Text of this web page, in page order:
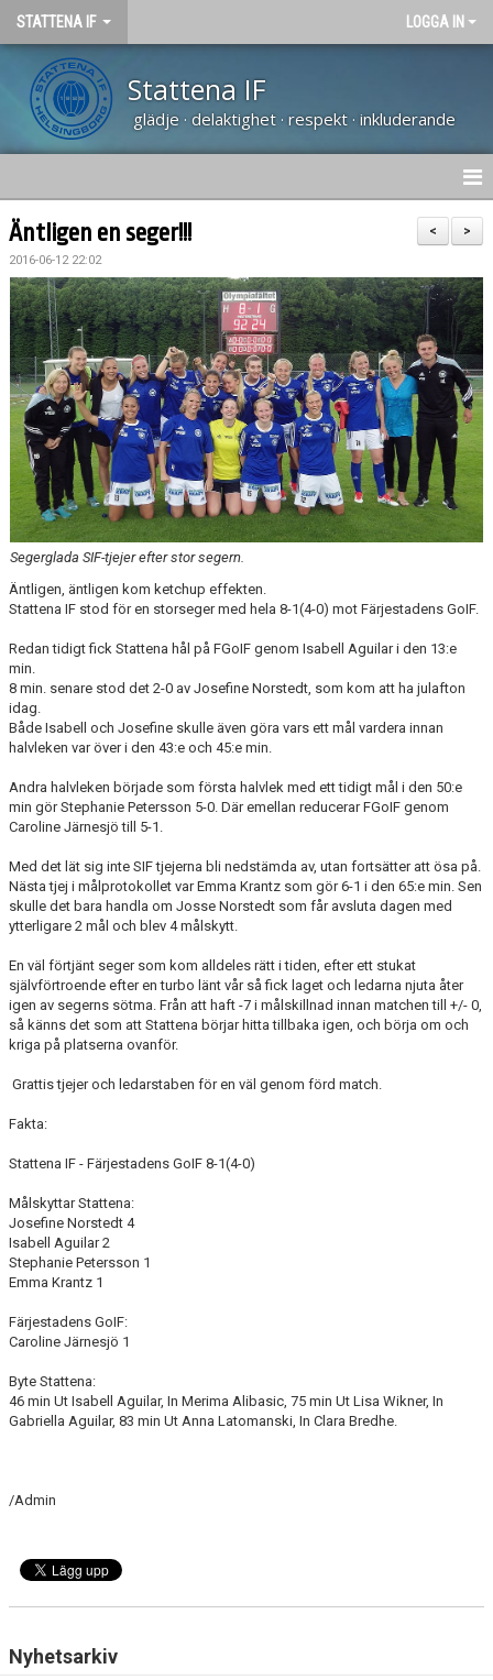
STATTENA IF LOGGA IN
Stattena IF
glädje · delaktighet · respekt · inkluderande
HEM
NYHETER
TRÄNARUTBILDNING SVFF D
OM KLUBBEN
KALENDER
VÅRA LAG
SPONSORER
DOMARE, MATCHER.
AVGIFTER
FÖRENINGSSHOP
KONTAKT
STATTENA CUP
INTRESSEANMÄLAN SOM TRÄNARE/LEDARE
>
<
Äntligen en seger!!!
2016-06-12 22:02
Segerglada SIF-tjejer efter stor segern.
Äntligen, äntligen kom ketchup effekten.
Stattena IF stod för en storseger med hela 8-1(4-0) mot Färjestadens GoIF.
Redan tidigt fick Stattena hål på FGoIF genom Isabell Aguilar i den 13:e
min.
8 min. senare stod det 2-0 av Josefine Norstedt, som kom att ha julafton
idag.
Både Isabell och Josefine skulle även göra vars ett mål vardera innan
halvleken var över i den 43:e och 45:e min.
Andra halvleken började som första halvlek med ett tidigt mål i den 50:e
min gör Stephanie Petersson 5-0. Där emellan reducerar FGoIF genom
Caroline Järnesjö till 5-1.
Med det lät sig inte SIF tjejerna bli nedstämda av, utan fortsätter att ösa på.
Nästa tjej i målprotokollet var Emma Krantz som gör 6-1 i den 65:e min. Sen
skulle det bara handla om Josse Norstedt som får avsluta dagen med
ytterligare 2 mål och blev 4 målskytt.
En väl förtjänt seger som kom alldeles rätt i tiden, efter ett stukat
självförtroende efter en turbo länt vår så fick laget och ledarna njuta åter
igen av segerns sötma. Från att haft -7 i målskillnad innan matchen till +/- 0,
så känns det som att Stattena börjar hitta tillbaka igen, och börja om och
kriga på platserna ovanför.
Grattis tjejer och ledarstaben för en väl genom förd match.
Fakta:
Stattena IF - Färjestadens GoIF 8-1(4-0)
Målskyttar Stattena:
Josefine Norstedt 4
Isabell Aguilar 2
Stephanie Petersson 1
Emma Krantz 1
Färjestadens GoIF:
Caroline Järnesjö 1
Byte Stattena:
46 min Ut Isabell Aguilar, In Merima Alibasic, 75 min Ut Lisa Wikner, In
Gabriella Aguilar, 83 min Ut Anna Latomanski, In Clara Bredhe.
/Admin
Nyhetsarkiv